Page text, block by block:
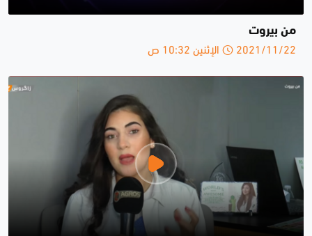
من بيروت
2021/11/22 الإثنين 10:32 ص